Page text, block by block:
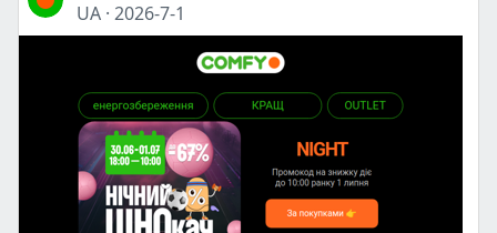
UA · 2026-7-1